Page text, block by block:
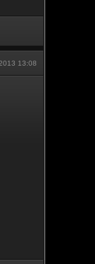
13:08